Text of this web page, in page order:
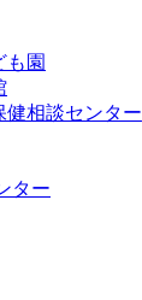
も園
健相談センター
ター